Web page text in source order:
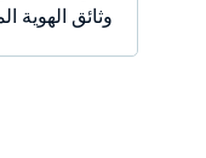
وثائق الهوية